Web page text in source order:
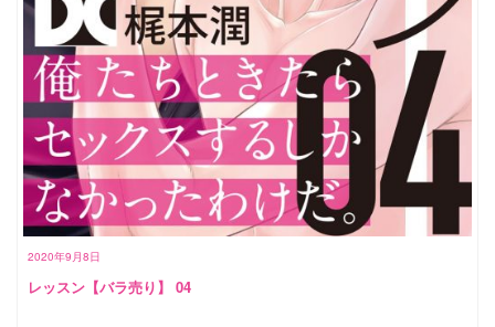
2020年9月8日
レッスン【バラ売り】 04